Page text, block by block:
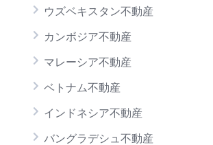
ウズベキスタン不動産
カンボジア不動産
マレーシア不動産
ベトナム不動産
インドネシア不動産
バングラデシュ不動産